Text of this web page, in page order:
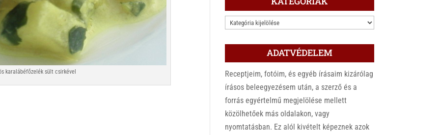
karalábéfőzelék sült csirkével
KATEGÓRIÁK
ADATVÉDELEM
Receptjeim, fotóim, és egyéb írásaim kizárólag
írásos beleegyezésem után, a szerző és a
forrás egyértelmű megjelölése mellett
közölhetőek más oldalakon, vagy
nyomtatásban. Ez alól kivételt képeznek azok